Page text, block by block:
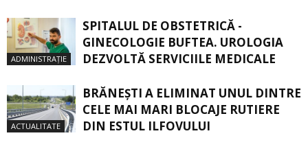
ADMINISTRAȚIE
SPITALUL DE OBSTETRICĂ -
GINECOLOGIE BUFTEA. UROLOGIA
DEZVOLTĂ SERVICIILE MEDICALE
ACTUALITATE
BRĂNEȘTI A ELIMINAT UNUL DINTRE
CELE MAI MARI BLOCAJE RUTIERE
DIN ESTUL ILFOVULUI